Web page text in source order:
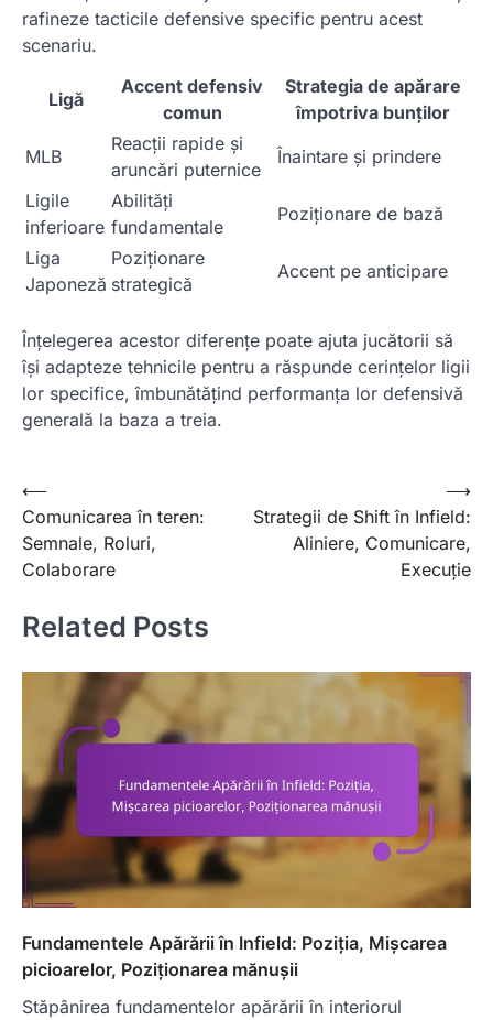
rafineze tacticile defensive specific pentru acest
scenariu.
Ligă
Accent defensiv
comun
Strategia de apărare
împotriva bunților
MLB
Reacții rapide și
aruncări puternice
Înaintare și prindere
Ligile
inferioare
Abilități
fundamentale
Poziționare de bază
Liga
Japoneză
Poziționare
strategică
Accent pe anticipare
Înțelegerea acestor diferențe poate ajuta jucătorii să
își adapteze tehnicile pentru a răspunde cerințelor ligii
lor specifice, îmbunătățind performanța lor defensivă
generală la baza a treia.
Post
navigation
⟵
Comunicarea în teren:
Semnale, Roluri,
Colaborare
Strategii de Shift în Infield:
Aliniere, Comunicare,
Execuție
⟶
Related Posts
Fundamentele Apărării în Infield: Poziția, Mișcarea
picioarelor, Poziționarea mănușii
Stăpânirea fundamentelor apărării în interiorul